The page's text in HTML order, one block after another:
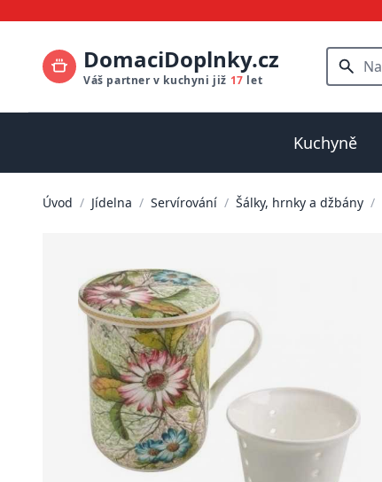
DomaciDoplnky.cz
Váš partner v kuchyni již 17 let
Kuchyně
Úvod / Jídelna / Servírování / Šálky, hrnky a džbány /